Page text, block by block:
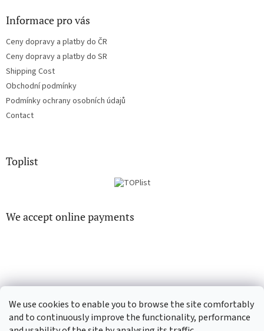
We use cookies to enable you to browse the site comfortably
and to continuously improve the functionality, performance
Informace pro vás
Ceny dopravy a platby do ČR
Ceny dopravy a platby do SR
Shipping Cost
Obchodní podmínky
Podmínky ochrany osobních údajů
Contact
Toplist
We accept online payments